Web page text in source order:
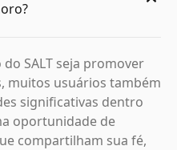
SALT seja promover
muitos usuários também
significativas dentro
oportunidade de
compartilham sua fé,